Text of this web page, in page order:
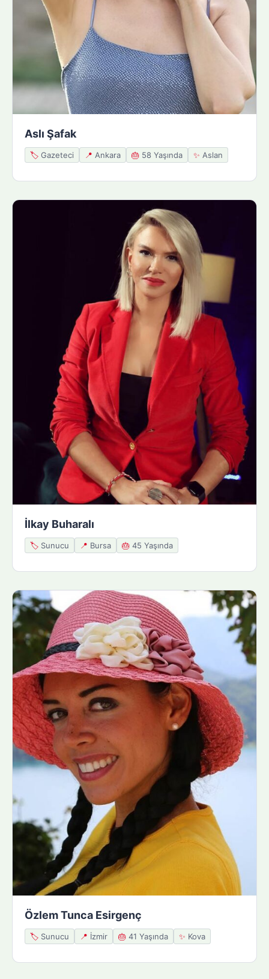
Aslı Şafak
🏷️ Gazeteci 📍 Ankara 🎂 58 Yaşında ✨ Aslan
İlkay Buharalı
🏷️ Sunucu 📍 Bursa 🎂 45 Yaşında
Özlem Tunca Esirgenç
🏷️ Sunucu 📍 İzmir 🎂 41 Yaşında ✨ Kova